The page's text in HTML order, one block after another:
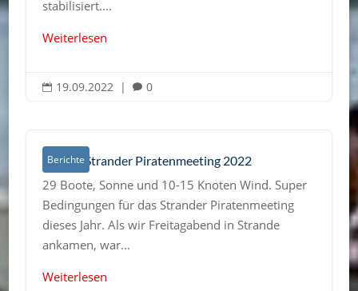
stabilisiert....
Weiterlesen
 19.09.2022 |  0
Berichte
Bericht Strander Piratenmeeting 2022
29 Boote, Sonne und 10-15 Knoten Wind. Super
Bedingungen für das Strander Piratenmeeting
dieses Jahr. Als wir Freitagabend in Strande
ankamen, war...
Weiterlesen